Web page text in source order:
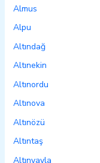
Almus
Alpu
Altındağ
Altınekin
Altınordu
Altınova
Altınözü
Altıntaş
Altınyayla